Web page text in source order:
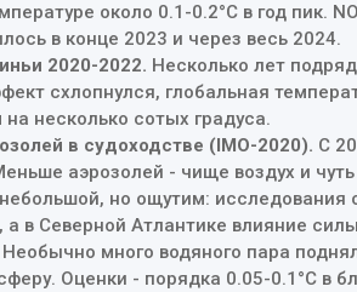
около 0.1-0.2°C в год пик.
в конце 2023 и через весь 2024.
2020-2022. Несколько лет
схлопнулся, глобальная
несколько сотых градуса.
в судоходстве (IMO-2020). С
аэрозолей - чище воздух и
но ощутим: исследования
в Северной Атлантике влияние
Необычно много водяного пара
Оценки - порядка 0.05-0.1°C в